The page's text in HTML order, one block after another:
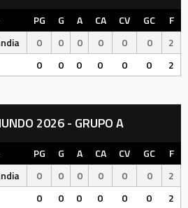
PG G A CA CV GC
F
0 0 0 0 0 0
2
0 0 0 0 0 0 2
2026 - GRUPO A
PG G A CA CV GC
F
0 0 0 0 0 0
2
0 0 0 0 0 0 2